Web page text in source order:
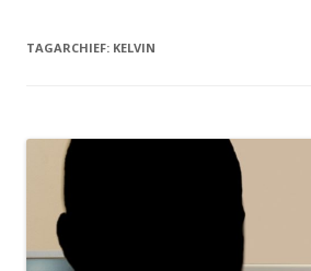
TAGARCHIEF: KELVIN